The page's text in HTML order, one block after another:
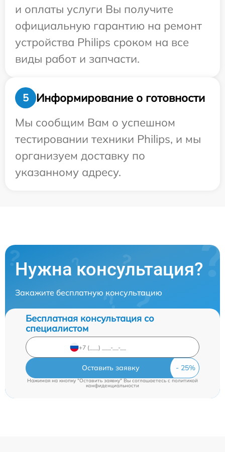
и оплаты услуги Вы получите
официальную гарантию на ремонт
устройства Philips сроком на все
виды работ и запчасти.
5
Информирование о готовности
Мы сообщим Вам о успешном
тестировании техники Philips, и мы
организуем доставку по
указанному адресу.
Нужна консультация?
Закажите бесплатную консультацию
Бесплатная консультация со
специалистом
Оставить заявку
Нажимая на кнопку "Оставить заявку" Вы соглашаетесь c политикой
конфиденциальности